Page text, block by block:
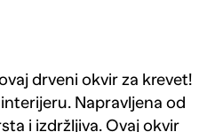
drveni okvir za krevet!
Napravljena od
i izdržljiva. Ovaj okvir